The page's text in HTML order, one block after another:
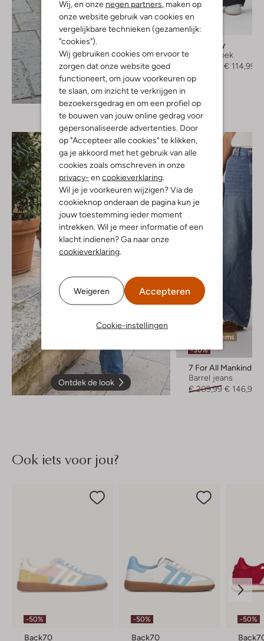
Wij, en onze negen partners, maken op
onze website gebruik van cookies en
vergelijkbare technieken (gezamenlijk:
"cookies").
Wij gebruiken cookies om ervoor te
zorgen dat onze website goed
functioneert, om jouw voorkeuren op
te slaan, om inzicht te verkrijgen in
bezoekersgedrag en om een profiel op
te bouwen van jouw online gedrag voor
gepersonaliseerde advertenties. Door
op "Accepteer alle cookies" te klikken,
ga je akkoord met het gebruik van alle
cookies zoals omschreven in onze
privacy- en cookieverklaring.
Wil je je voorkeuren wijzigen? Via de
cookieknop onderaan de pagina kun je
jouw toestemming ieder moment
intrekken. Wil je meer informatie of een
klacht indienen? Ga naar onze
cookieverklaring.
Weigeren Accepteren
Cookie-instellingen
Ontdek de look
-50%
Japan Tky
Wijde broek
€ 114,99
Ontdek de look
Laatste items
-30%
7 For All Mankind
Barrel jeans
€ 209,99 € 146,99
Ook iets voor jou?
-50%
Back70
-50%
Back70
-50%